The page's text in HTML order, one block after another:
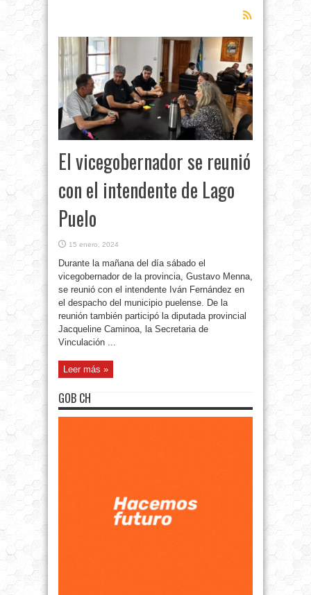
El vicegobernador se reunió
con el intendente de Lago
Puelo
15 enero, 2024
Durante la mañana del día sábado el
vicegobernador de la provincia, Gustavo Menna,
se reunió con el intendente Iván Fernández en
el despacho del municipio puelense. De la
reunión también participó la diputada provincial
Jacqueline Caminoa, la Secretaria de
Vinculación ...
Leer más »
GOB CH